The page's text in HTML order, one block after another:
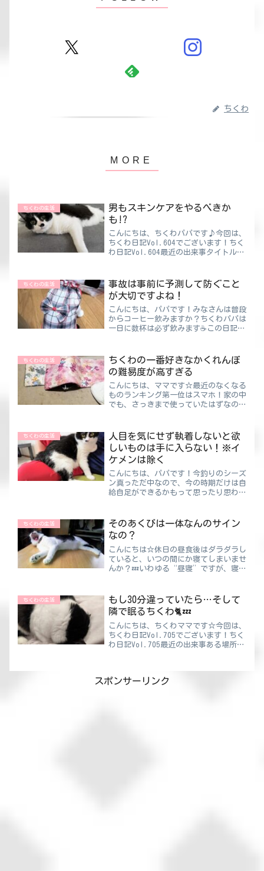
ちくわ
ちくわの生活
男もスキンケアをやるべきか
も!?
こんにちは、ちくわパパです♪今回は、
ちくわ日記Vol.604でございます！ちく
わ日記Vol.604最近の出来事タイトルに
ンケアはした方がいい」そうメディアで
言われ始めて2...
ちくわの生活
事故は事前に予測して防ぐこと
が大切ですよね！
こんにちは、パパです！みなさんは普段
からコーヒー飲みますか？ちくわパパは
一日に数杯は必ず飲みます☕この日記を
お手軽派とありますが、パパは断然お手
軽派です。豆から挽くと酸...
ちくわの生活
ちくわの一番好きなかくれんぼ
の難易度が高すぎる
こんにちは、ママです☆最近のなくなる
ものランキング第一位はスマホ！家の中
でも、さっきまで使っていたはずなのに
い・・・こんなことがありすぎて困りま
す😥ちくわママパパがいた...
ちくわの生活
人目を気にせず執着しないと欲
しいものは手に入らない！※イ
ケメンは除く
こんにちは、パパです！今釣りのシーズ
ン真っただ中なので、今の時期だけは自
給自足ができるかもって思ったり思わな
どね・・・アジも釣っていた時期はある
んですが、もうやめてしま...
ちくわの生活
そのあくびは一体なんのサイン
なの？
こんにちは☆休日の昼食後はダラダラし
ていると、いつの間にか寝てしまいませ
んか？💤いわゆる“昼寝”ですが、寝す
日潰れる夜寝られなくなるちくわママデ
メリットばかり・・・気を...
ちくわの生活
もし30分違っていたら…そして
隣で眠るちくわ🐈💤
こんにちは、ちくわママです☆今回は、
ちくわ日記Vol.705でございます！ちく
わ日記Vol.705最近の出来事ある場所で
も観光でたまたま訪れていた場所でし
た。事故が起き...
スポンサーリンク